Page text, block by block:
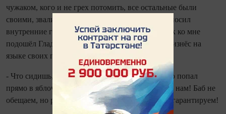
чужаком, кого и не грех потомить, все остальные были
своими, звали официанток по именам. Я произносил
внутренние гневные монологи и не заметил, как ко мне
подошёл Гладилин, только услышал, как он произнёс на
языке своих героев:
- Что сидишь, как сирота? - и, не подозревая, что попал
прямо в яблочко, предложил: - Присоединяйся к нам! Баб не
обещаем, но рюмку водки и хвост селёдки тебе гарантируем!